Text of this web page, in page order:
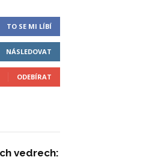
TO SE MI LÍBÍ
NÁSLEDOVAT
ODEBÍRAT
vedrech: